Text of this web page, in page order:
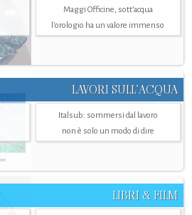
Maggi Officine, sott’acqua
l'orologio ha un valore immenso
LAVORI SULL’ACQUA
Italsub: sommersi dal lavoro
non è solo un modo di dire
LIBRI & FILM